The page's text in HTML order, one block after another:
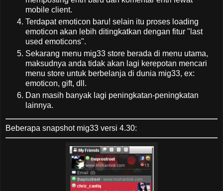
mobile client.
Terdapat emoticon baru! selain itu proses loading
emoticon akan lebih ditingkatkan dengan fitur "last
used emoticons".
Sekarang menu mig33 store berada di menu utama,
maksudnya anda tidak akan lagi kerepotan mencari
menu store untuk berbelanja di dunia mig33, ex:
emoticon, gift, dll.
Dan masih banyak lagi peningkatan-peningkatan
lainnya.
Beberapa snapshot mig33 versi 4.30: